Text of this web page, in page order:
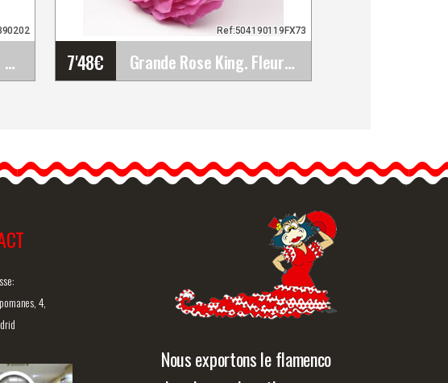
Boucles d'oreilles Style Gitane 7'48€ Grande Rose King. Fleur de Flamenco Fuchsia. 17cm
Ref:504190119FX73
Vous pouvez habiller les
robes les plus simples…
Vue rapide
4,
Nous exportons le flamenco